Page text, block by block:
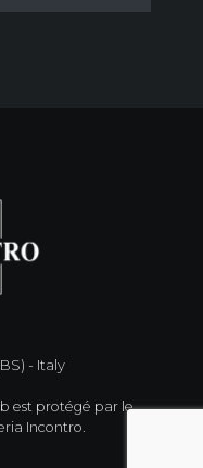
- Italy
est protégé par le
Incontro.